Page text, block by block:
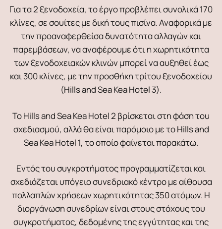
Για τα 2 ξενοδοχεία, το έργο προβλέπει συνολικά 170
κλίνες, σε σουίτες με δική τους πισίνα. Αναφορικά με
την προαναφερθείσα δυνατότητα αλλαγών και
παρεμβάσεων, να αναφέρουμε ότι η χωρητικότητα
των ξενοδοχειακών κλινών μπορεί να αυξηθεί έως
και 300 κλίνες, με την προσθήκη τρίτου ξενοδοχείου
(Hills and Sea Kea Hotel 3).
Το Hills and Sea Kea Hotel 2 βρίσκεται στη φάση του
σχεδιασμού, αλλά θα είναι παρόμοιο με το Hills and
Sea Kea Hotel 1, το οποίο φαίνεται παρακάτω.
Εντός του συγκροτήματος προγραμματίζεται και
σχεδιάζεται υπόγειο συνεδριακό κέντρο με αίθουσα
πολλαπλών χρήσεων χωρητικότητας 350 ατόμων. Η
διοργάνωση συνεδρίων είναι στους στόχους του
συγκροτήματος, δεδομένης της εγγύτητας και της